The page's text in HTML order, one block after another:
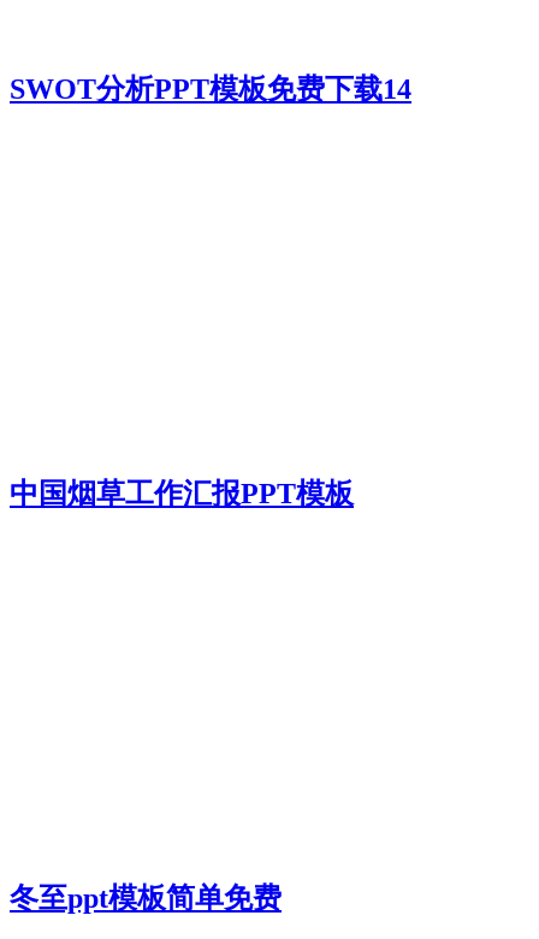
SWOT分析PPT模板免费下载14
中国烟草工作汇报PPT模板
冬至ppt模板简单免费